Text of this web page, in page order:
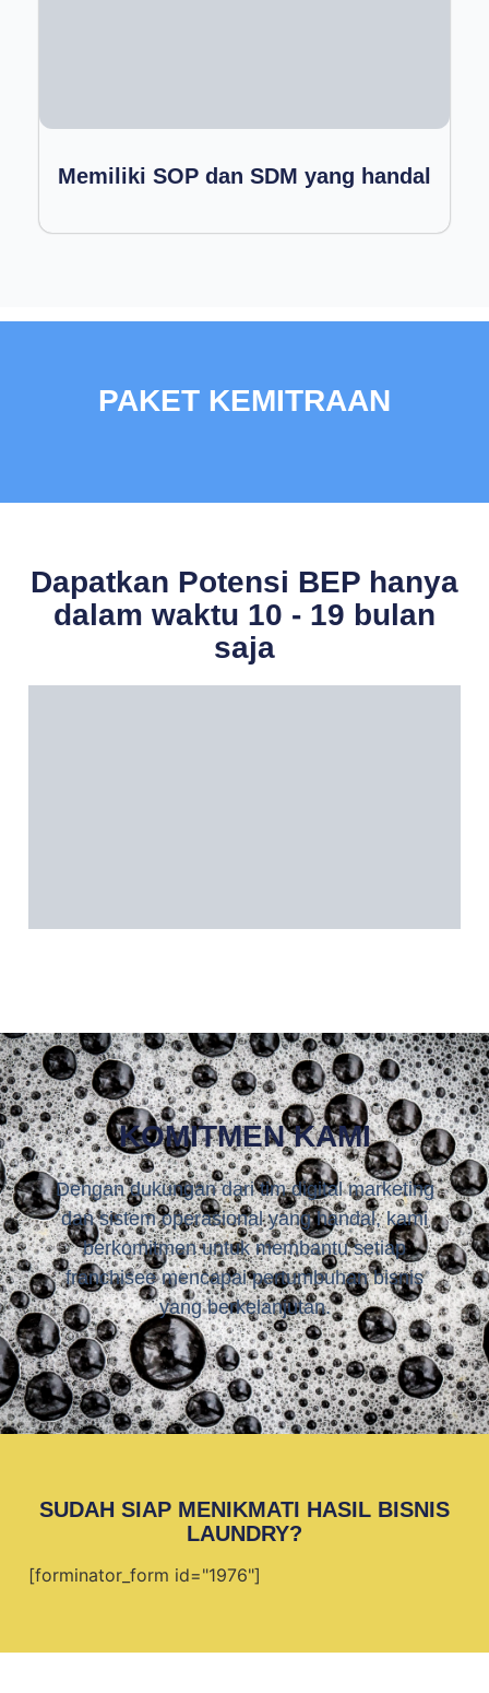
Memiliki SOP dan SDM yang handal
PAKET KEMITRAAN
Dapatkan Potensi BEP hanya
dalam waktu 10 - 19 bulan
saja
KOMITMEN KAMI
Dengan dukungan dari tim digital marketing
dan sistem operasional yang handal, kami
berkomitmen untuk membantu setiap
franchisee mencapai pertumbuhan bisnis
yang berkelanjutan.
SUDAH SIAP MENIKMATI HASIL BISNIS
LAUNDRY?
[forminator_form id="1976"]